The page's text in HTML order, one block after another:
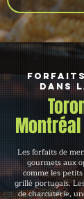
Forfaits
dans
Montréal
Les forfaits de
gourmets aux
comme les
grillé portugais.
de charcuterie,